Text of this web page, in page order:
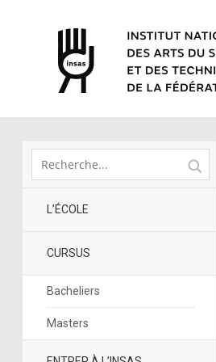
L’ÉCOLE
CURSUS
Bacheliers
Masters